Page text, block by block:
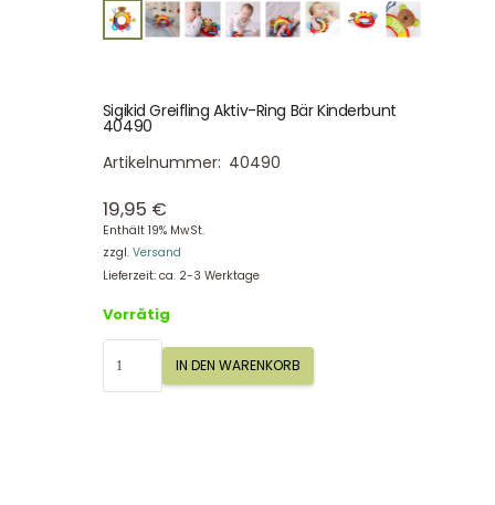
Sigikid Greifling Aktiv-Ring Bär Kinderbunt
40490
Artikelnummer: 40490
19,95 €
Enthält 19% MwSt.
zzgl. Versand
Lieferzeit: ca. 2-3 Werktage
Vorrätig
Greifling
Aktiv-
IN DEN WARENKORB